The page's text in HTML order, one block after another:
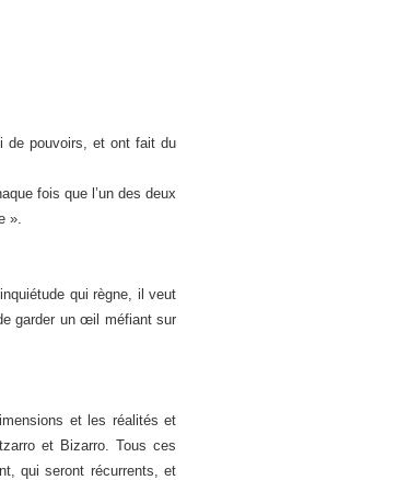
de pouvoirs, et ont fait du
fois que l’un des deux
».
qui règne, il veut
garder un œil méfiant sur
et les réalités et
et Bizarro. Tous ces
qui seront récurrents, et